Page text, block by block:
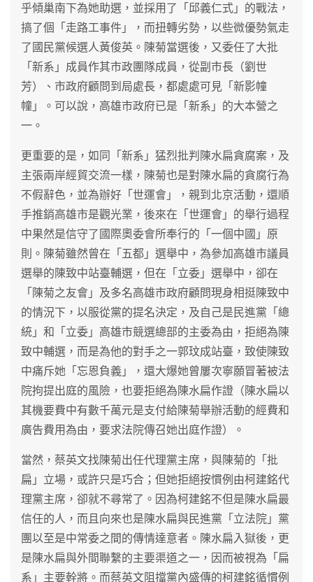
乎傾巢南下為她助選，並採用了「邱義仁式」的戰法，
搞了個「走路工事件」，而扭轉劣勢，以些微優勢氣走
了國民黨候選人黃俊英。陳菊當選後，又委任了大批
「新系」成員作其市政團隊成員，從副市長（劉世
芳）、市政府顧問到局處長，都處處可見「新影幢
幢」。可以說，高雄市政府已是「新系」的大本營之
一。
更重要的是，如同「新系」猛烈批判陳水扁貪腐案，及
主張兩岸經貿交流一樣，陳菊也是對陳水扁的貪腐行為
不假辭色，並為辦好「世運會」，親到北京活動，還順
手推銷高雄市是觀光業，後來在「世運會」的舉行過程
中果然是信守了國際奧委會所奉行的「一個中國」原
則。陳菊雖然曾在「五都」選舉中，為參加高雄市議員
選舉的陳致中站臺輔選，但在「立委」選舉中，卻在
「陳菊之友會」及多名高雄市政府顧問現身相挺陳致中
的情況下，以服從黨的提名決定，及自己是民進黨「總
統」和「立委」高雄市競選總部的主委為由，拒絕為陳
致中輔選，而是為他的對手之一郭玟成站臺，致使陳致
中痛斥她「忘恩負義」，還大爆她曾屢次寧願冒著被法
院拘提出庭的風險，也要拒絕為陳水扁作證（陳水扁以
其機要費中有數千萬元是支付給陳菊舉辦活動的經費和
廣告費用為由，要求法院傳召她出庭作證）。
當然，蔡英文找陳菊出任代理黨主席，與陳菊的「批
扁」立場，或許只是巧合；但她拒絕按慣例由柯建銘代
理黨主席，卻就不尋常了。因為柯建銘不但是陳水扁最
信任的人，而且向來也是陳水扁與民進黨「立法院」黨
團以至是中常委之間的傳情達意者。陳水扁入獄後，更
是陳水扁與外間聯繫的主要渠道之一，因而被視為「扁
系」主要幹將。而蔡英文阻擋黨內盛傳的柯建銘循慣例